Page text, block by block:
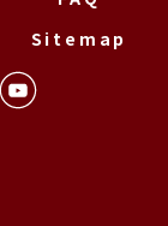
Sitemap